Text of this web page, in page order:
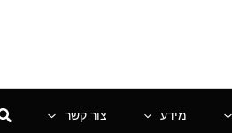
מידע צור קשר